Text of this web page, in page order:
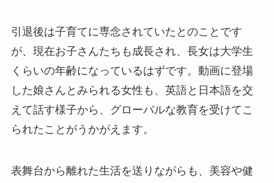
引退後は子育てに専念されていたとのことです
が、現在お子さんたちも成長され、長女は大学生
くらいの年齢になっているはずです。動画に登場
した娘さんとみられる女性も、英語と日本語を交
えて話す様子から、グローバルな教育を受けてこ
られたことがうかがえます。
表舞台から離れた生活を送りながらも、美容や健